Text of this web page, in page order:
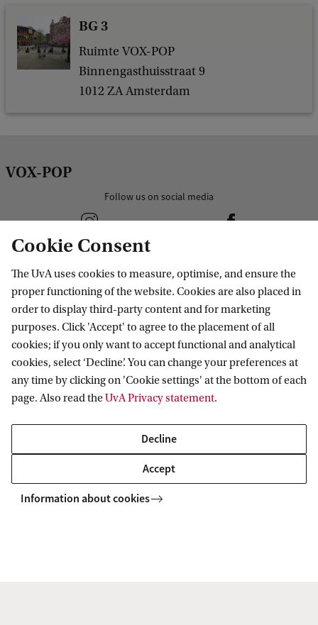
BG 3
Ruimte VOX-POP
Binnengasthuisstraat 9
1012 ZA Amsterdam
VOX-POP
Follow us on social media
column1
column2
column3
column4
Cookie Consent
The UvA uses cookies to measure, optimise, and ensure the
proper functioning of the website. Cookies are also placed in
order to display third-party content and for marketing
purposes. Click 'Accept' to agree to the placement of all
cookies; if you only want to accept functional and analytical
cookies, select ‘Decline’. You can change your preferences at
any time by clicking on 'Cookie settings' at the bottom of each
page. Also read theUvA Privacy statement.
Decline
Accept
Information about cookies